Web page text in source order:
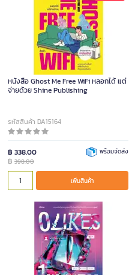
หนังสือ Ghost Me Free WiFi หลอกได้ แต่
จ่ายด้วย Shine Publishing
รหัสสินค้า DA15164
฿ 338.00
฿ 398.00
พร้อมจัดส่ง
เพิ่มสินค้า